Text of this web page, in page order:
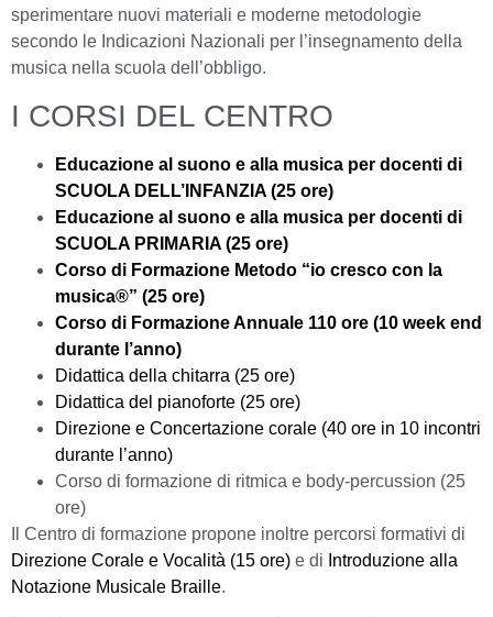
sperimentare nuovi materiali e moderne metodologie
secondo le Indicazioni Nazionali per l’insegnamento della
musica nella scuola dell’obbligo.
I CORSI DEL CENTRO
Educazione al suono e alla musica per docenti di
SCUOLA DELL’INFANZIA (25 ore)
Educazione al suono e alla musica per docenti di
SCUOLA PRIMARIA (25 ore)
Corso di Formazione Metodo “io cresco con la
musica®” (25 ore)
Corso di Formazione Annuale 110 ore (10 week end
durante l’anno)
Didattica della chitarra (25 ore)
Didattica del pianoforte (25 ore)
Direzione e Concertazione corale (40 ore in 10 incontri
durante l’anno)
Corso di formazione di ritmica e body-percussion (25
ore)
Il Centro di formazione propone inoltre percorsi formativi di
Direzione Corale e Vocalità (15 ore) e di Introduzione alla
Notazione Musicale Braille.